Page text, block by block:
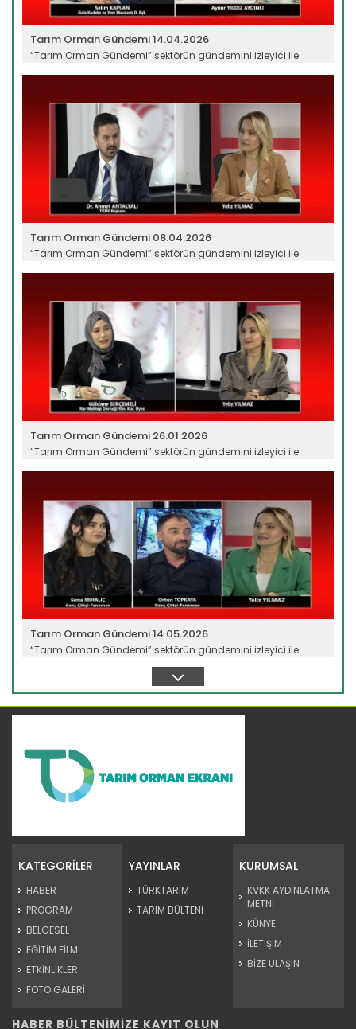
Tarım Orman Gündemi 14.04.2026
“Tarım Orman Gündemi” sektörün gündemini izleyici ile
Tarım Orman Gündemi 08.04.2026
“Tarım Orman Gündemi” sektörün gündemini izleyici ile
Tarım Orman Gündemi 26.01.2026
“Tarım Orman Gündemi” sektörün gündemini izleyici ile
Tarım Orman Gündemi 14.05.2026
“Tarım Orman Gündemi” sektörün gündemini izleyici ile
buluşturuyor…
KATEGORİLER
HABER
PROGRAM
BELGESEL
EĞİTİM FİLMİ
ETKİNLİKLER
FOTO GALERİ
YAYINLAR
TÜRKTARIM
TARIM BÜLTENİ
KURUMSAL
KVKK AYDINLATMA
METNİ
KÜNYE
İLETİŞİM
BİZE ULAŞIN
HABER BÜLTENİMİZE KAYIT OLUN